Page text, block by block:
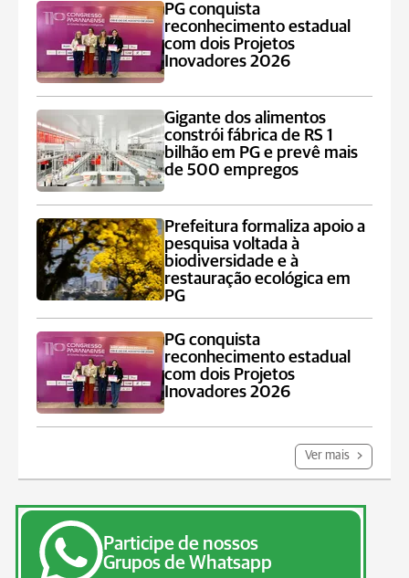
PG conquista
reconhecimento estadual
com dois Projetos
Inovadores 2026
Gigante dos alimentos
constrói fábrica de RS 1
bilhão em PG e prevê mais
de 500 empregos
Prefeitura formaliza apoio a
pesquisa voltada à
biodiversidade e à
restauração ecológica em
PG
PG conquista
reconhecimento estadual
com dois Projetos
Inovadores 2026
Ver mais
Participe de nossos
Grupos de Whatsapp